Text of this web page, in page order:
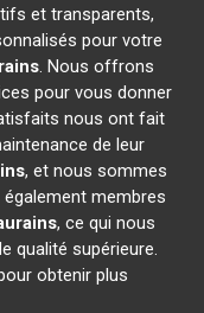
et transparents,
pour votre
. Nous offrons
pour vous donner
nous ont fait
de leur
, et nous sommes
membres
, ce qui nous
qualité supérieure.
obtenir plus